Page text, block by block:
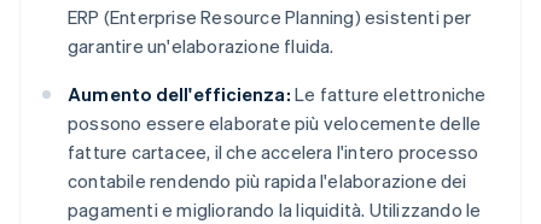
ERP (Enterprise Resource Planning) esistenti per
garantire un'elaborazione fluida.
Aumento dell'efficienza: Le fatture elettroniche
possono essere elaborate più velocemente delle
fatture cartacee, il che accelera l'intero processo
contabile rendendo più rapida l'elaborazione dei
pagamenti e migliorando la liquidità. Utilizzando le